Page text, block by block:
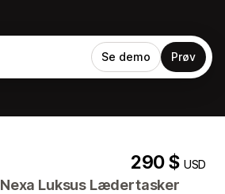
Se demo Prøv
290 $USD
Nexa Luksus Lædertasker